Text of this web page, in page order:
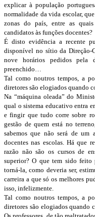
explicar à população
normalidade da vida escolar,
zonas do país, entre as
candidatos às funções docentes?
É disto evidência a recente
disponível no sítio da Direção-
nove horários pedidos pela
preenchido…
Tal como noutros tempos, a
diretores são elogiados quando
Na “máquina oleada” do
qual o sistema educativo entra
e fingir que tudo corre sobre
gestão de quem está no
sabemos que não será de um
docentes nas escolas. Há que
razão não são os cursos de
superior? O que tem sido feito
torná-la, como deveria ser,
carreira a que só os melhores
isso, infelizmente.
Tal como noutros tempos, a
diretores são elogiados quando